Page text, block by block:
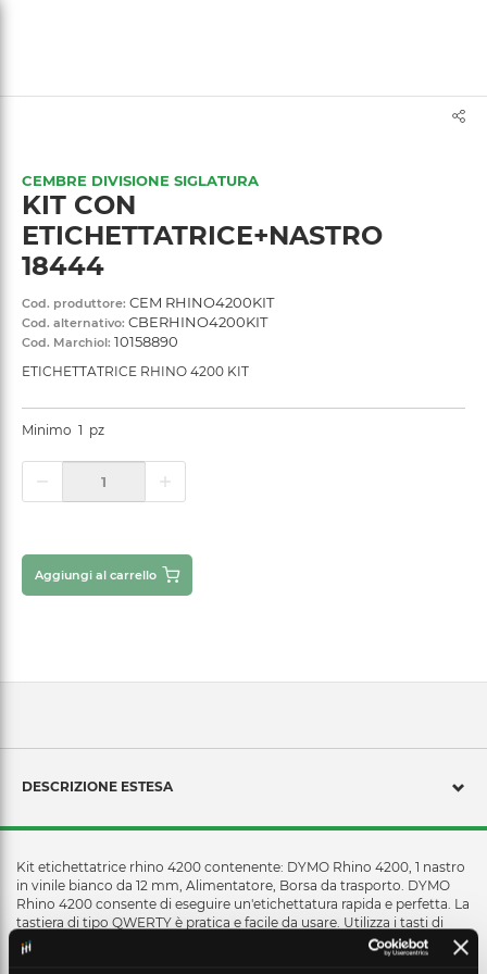
CEMBRE DIVISIONE SIGLATURA
KIT CON
ETICHETTATRICE+NASTRO
18444
Cod. produttore: CEM RHINO4200KIT
Cod. alternativo: CBERHINO4200KIT
Cod. Marchiol: 10158890
ETICHETTATRICE RHINO 4200 KIT
Minimo 1 pz
Aggiungi al carrello
DESCRIZIONE ESTESA
Kit etichettatrice rhino 4200 contenente: DYMO Rhino 4200, 1 nastro
in vinile bianco da 12 mm, Alimentatore, Borsa da trasporto. DYMO
Rhino 4200 consente di eseguire un'etichettatura rapida e perfetta. La
tastiera di tipo QWERTY è pratica e facile da usare. Utilizza i tasti di
scelta rapida One Touch per creare e formattare rapidamente
etichette per avvolgimenti di fili/cavi, etichette a bandiera, codici a